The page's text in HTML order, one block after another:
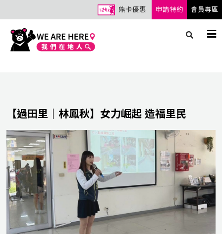
熊卡優惠 申請特約 會員專區
【過田里｜林鳳秋】女力崛起 造福里民